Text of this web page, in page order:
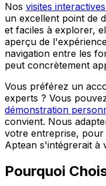
Nos visites
un excellent point de
et faciles à explorer,
aperçu de
navigation entre les
peut concrètement
Vous préférez un
experts ? Vous
démonstration
convient. Nous
votre entreprise,
Aptean s'intégrerait à
Pourquoi